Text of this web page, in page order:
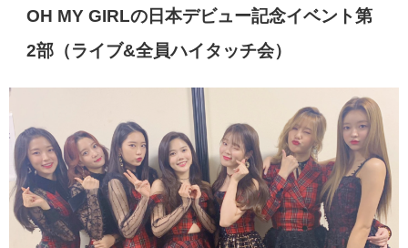
OH MY GIRLの日本デビュー記念イベント第
2部（ライブ&全員ハイタッチ会）